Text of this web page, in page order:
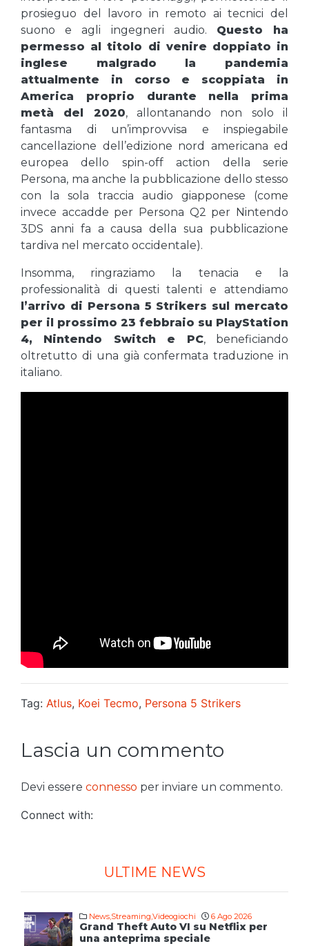
prosieguo del lavoro in remoto ai tecnici del
suono e agli ingegneri audio. Questo ha
permesso al titolo di venire doppiato in
inglese malgrado la pandemia
attualmente in corso e scoppiata in
America proprio durante nella prima
metà del 2020, allontanando non solo il
fantasma di un’improvvisa e inspiegabile
cancellazione dell’edizione nord americana ed
europea dello spin-off action della serie
Persona, ma anche la pubblicazione dello stesso
con la sola traccia audio giapponese (come
invece accadde per Persona Q2 per Nintendo
3DS anni fa a causa della sua pubblicazione
tardiva nel mercato occidentale).
Insomma, ringraziamo la tenacia e la
professionalità di questi talenti e attendiamo
l’arrivo di Persona 5 Strikers sul mercato
per il prossimo 23 febbraio su PlayStation
4, Nintendo Switch e PC, beneficiando
oltretutto di una già confermata traduzione in
italiano.
Tag: Atlus, Koei Tecmo, Persona 5 Strikers
Lascia un commento
Devi essere connesso per inviare un commento.
Connect with:
ULTIME NEWS
News,Streaming,Videogiochi 6 Ago 2026
Grand Theft Auto VI su Netflix per
una anteprima speciale